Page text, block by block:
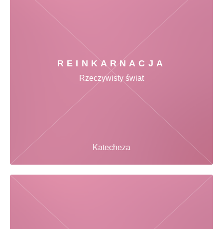
REINKARNACJA
Katecheza
Rzeczywisty świat